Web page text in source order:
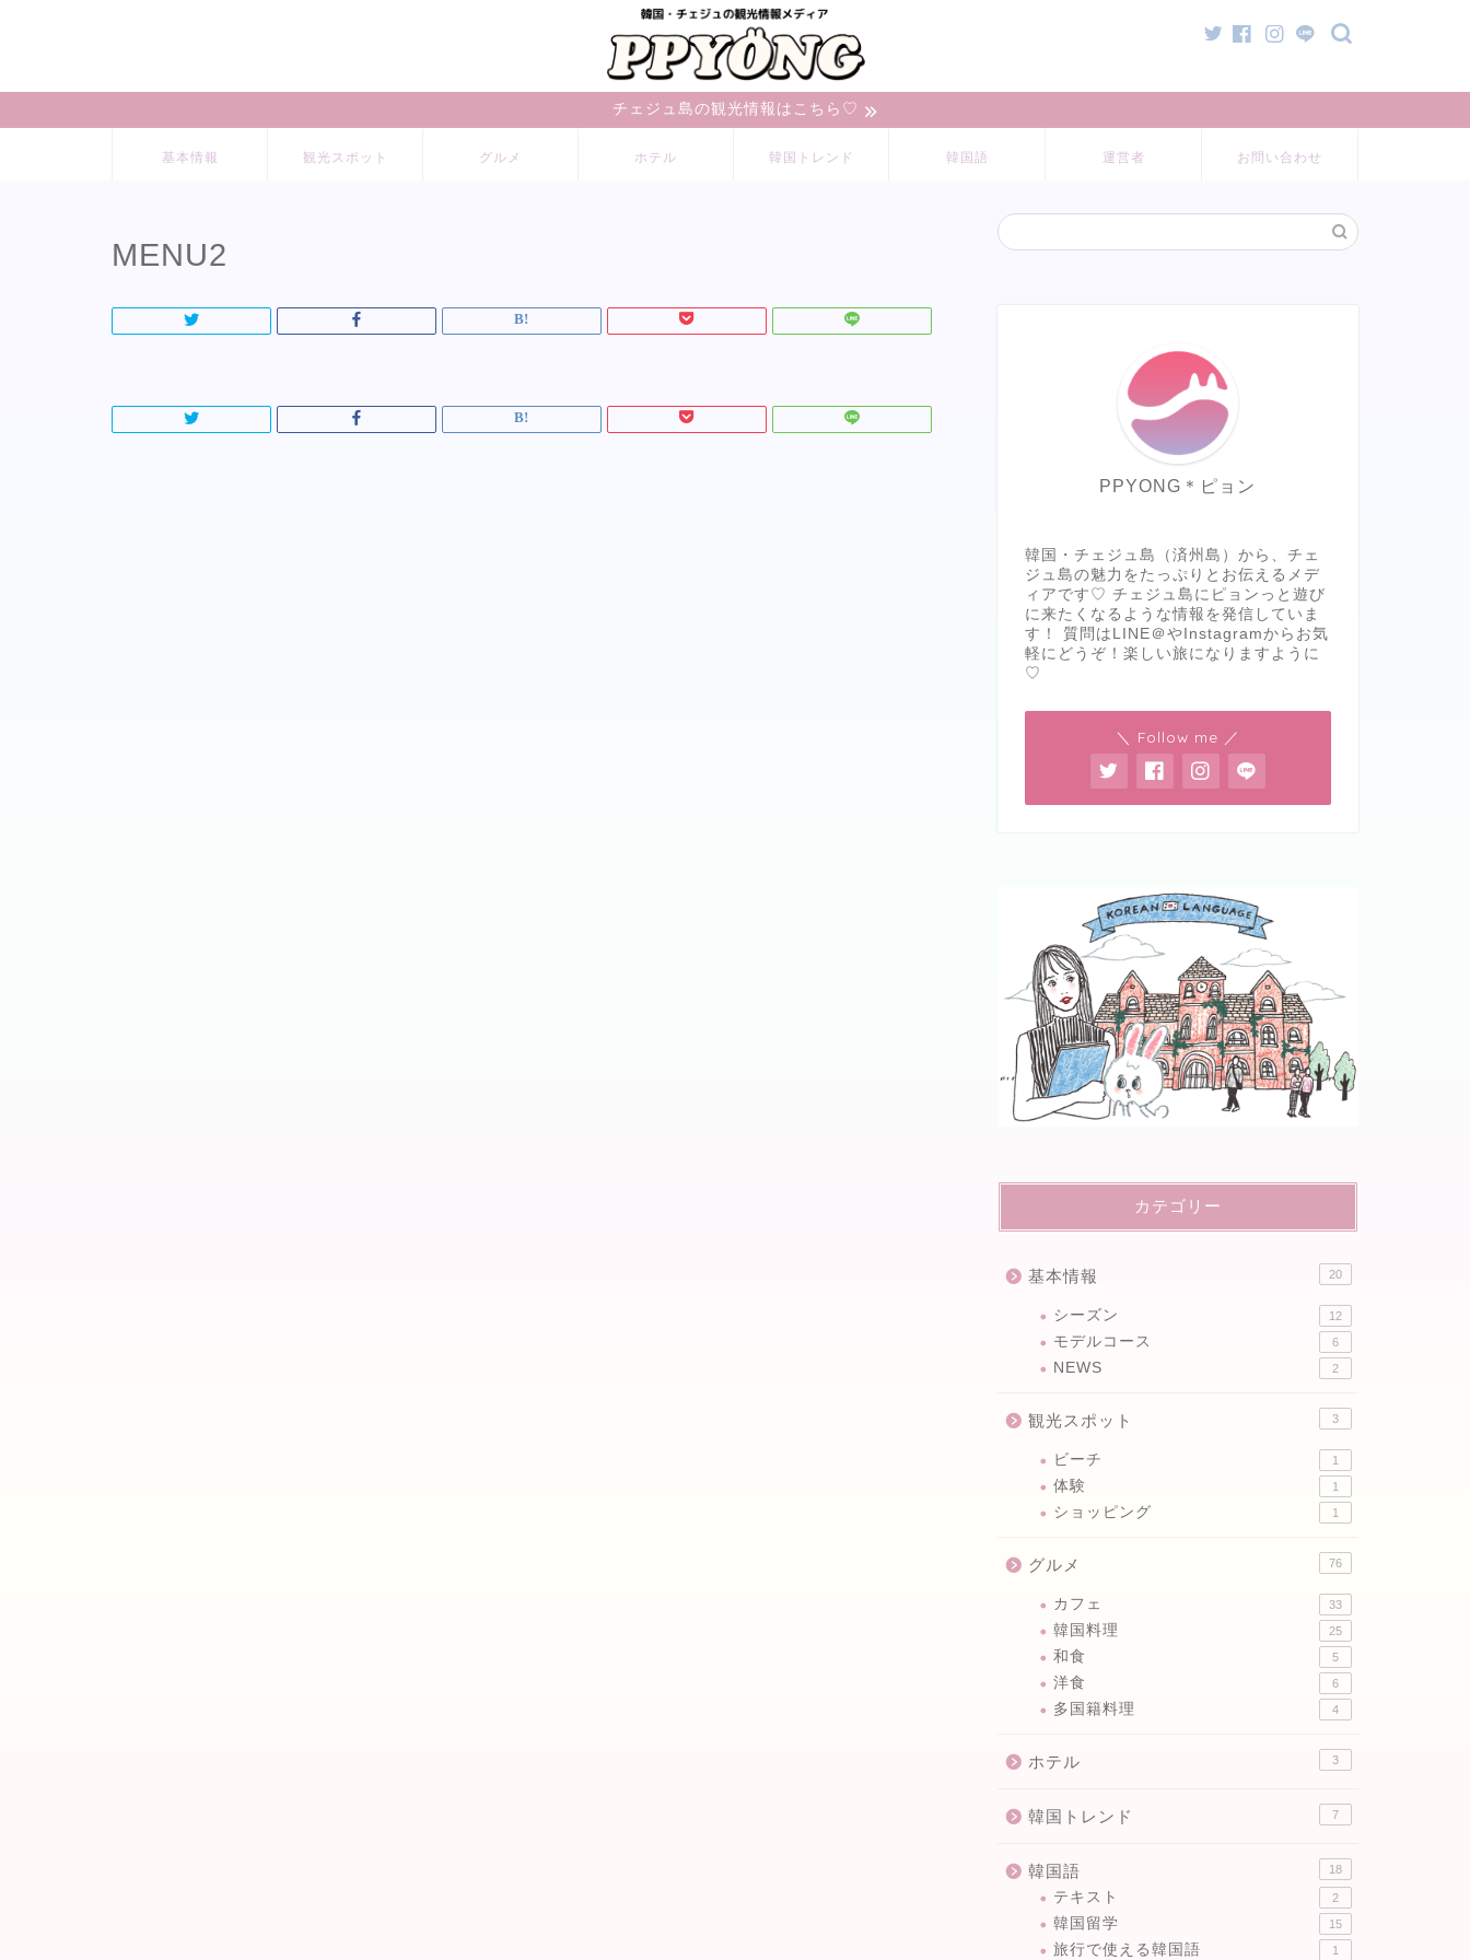
チェジュ島の観光情報はこちら♡
基本情報 観光スポット グルメ ホテル 韓国トレンド 韓国語 運営者 お問い合わせ
MENU2
PPYONG＊ピョン
韓国・チェジュ島（済州島）から、チェ
ジュ島の魅力をたっぷりとお伝えるメデ
ィアです♡ チェジュ島にピョンっと遊び
に来たくなるような情報を発信していま
す！ 質問はLINE＠やInstagramからお気
軽にどうぞ！楽しい旅になりますように
♡
＼ Follow me ／
カテゴリー
基本情報 20
シーズン 12
モデルコース 6
NEWS 2
観光スポット 3
ビーチ 1
体験 1
ショッピング 1
グルメ 76
カフェ 33
韓国料理 25
和食 5
洋食 6
多国籍料理 4
ホテル 3
韓国トレンド 7
韓国語 18
テキスト 2
韓国留学 15
旅行で使える韓国語 1